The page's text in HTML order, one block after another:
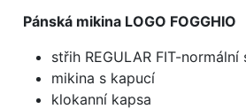
Pánská mikina LOGO FOGGHIO
střih REGULAR FIT-normální
mikina s kapucí
klokanní kapsa